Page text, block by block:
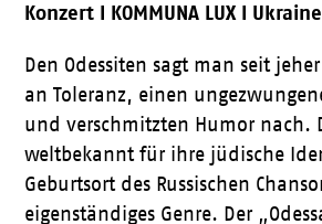
Konzert I KOMMUNA LUX I
Den Odessiten sagt man seit
an Toleranz, einen
und verschmitzten Humor nach.
weltbekannt für ihre jüdische
Geburtsort des Russischen
eigenständiges Genre. Der